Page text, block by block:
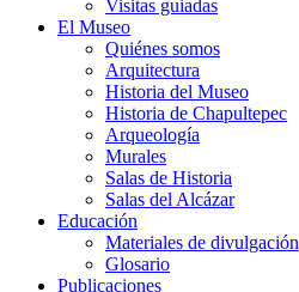
Visitas guiadas
El Museo
Quiénes somos
Arquitectura
Historia del Museo
Historia de Chapultepec
Arqueología
Murales
Salas de Historia
Salas del Alcázar
Educación
Materiales de divulgación
Glosario
Publicaciones